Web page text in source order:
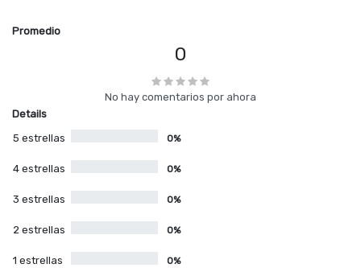
Promedio
0
No hay comentarios por ahora
Details
5 estrellas
0%
4 estrellas 0%
3 estrellas 0%
2 estrellas 0%
1 estrellas 0%